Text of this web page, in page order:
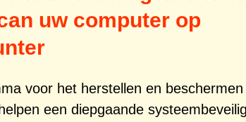
uw computer op
voor het herstellen en beschermen
een diepgaande